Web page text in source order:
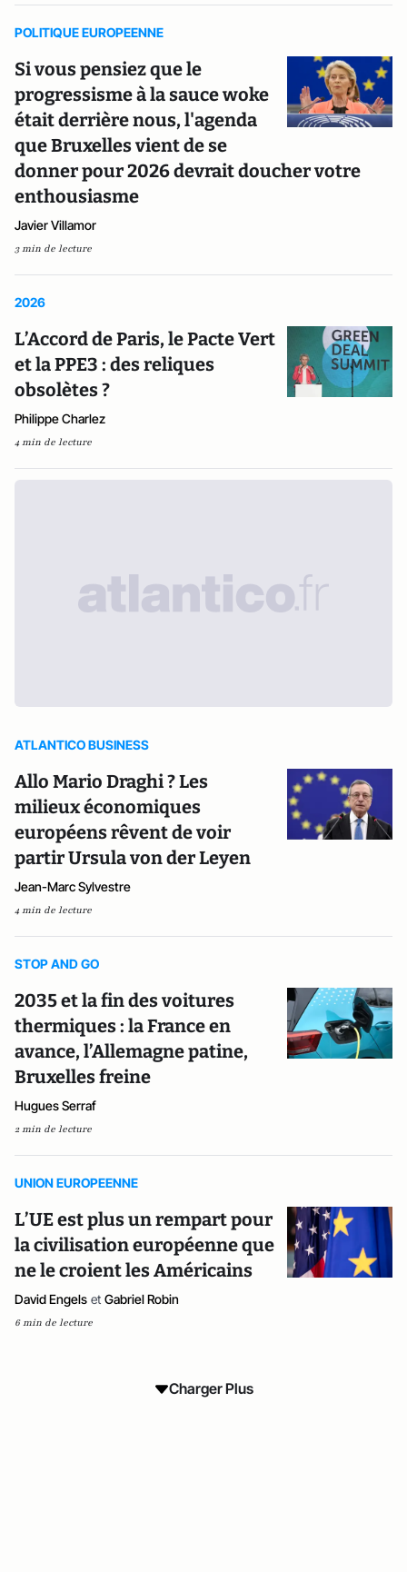
POLITIQUE EUROPEENNE
Si vous pensiez que le
progressisme à la sauce woke
était derrière nous, l'agenda
que Bruxelles vient de se
donner pour 2026 devrait doucher votre
enthousiasme
Javier Villamor
3 min de lecture
2026
L’Accord de Paris, le Pacte Vert
et la PPE3 : des reliques
obsolètes ?
Philippe Charlez
4 min de lecture
ATLANTICO BUSINESS
Allo Mario Draghi ? Les
milieux économiques
européens rêvent de voir
partir Ursula von der Leyen
Jean-Marc Sylvestre
4 min de lecture
STOP AND GO
2035 et la fin des voitures
thermiques : la France en
avance, l’Allemagne patine,
Bruxelles freine
Hugues Serraf
2 min de lecture
UNION EUROPEENNE
L’UE est plus un rempart pour
la civilisation européenne que
ne le croient les Américains
David Engels et Gabriel Robin
6 min de lecture
Charger Plus